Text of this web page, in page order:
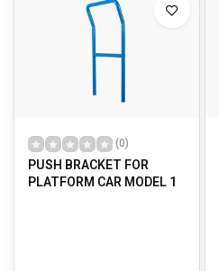
(0)
PUSH BRACKET FOR
PLATFORM CAR MODEL 1